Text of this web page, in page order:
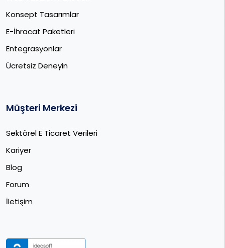
Konsept Tasarımlar
E-İhracat Paketleri​
Entegrasyonlar
Ücretsiz Deneyin
Müşteri Merkezi
Sektörel E Ticaret Verileri
Kariyer
Blog
Forum
İletişim